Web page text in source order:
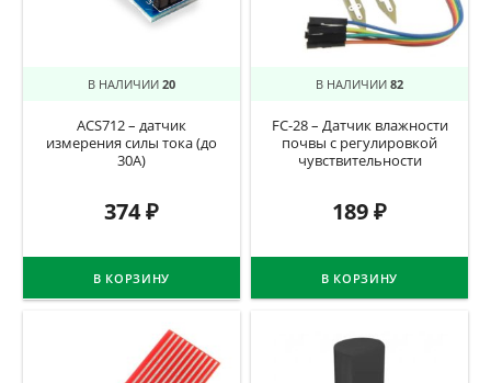
В НАЛИЧИИ 20
ACS712 – датчик
измерения силы тока (до
30A)
374₽
В КОРЗИНУ
В НАЛИЧИИ 82
FC-28 – Датчик влажности
почвы c регулировкой
чувствительности
189₽
В КОРЗИНУ